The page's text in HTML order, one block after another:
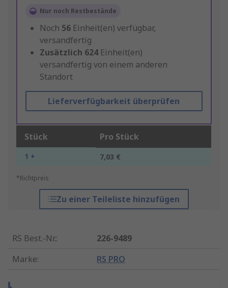
Nur noch Restbestände
Noch 56 Einheit(en) verfügbar,
versandfertig
Zusätzlich 624 Einheit(en)
versandfertig von einem anderen
Standort
Lieferverfügbarkeit überprüfen
Stück Pro Stück
1 + 7,03 €
*Richtpreis
Zu einer Teileliste hinzufügen
RS Best.-Nr.:
226-9489
Marke: RS PRO